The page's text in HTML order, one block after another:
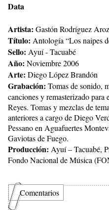
Data
Artista: Gastón Rodríguez
Título: Antología “Los naipes
Sello: Ayuí - Tacuabé
Año: Noviembre 2006
Arte: Diego López Brandón
Grabación: Tomas de sonido,
canciones y remasterizado
Reyes. Tomas y mezclas de
anteriores a cargo de Diego
Pessano en Aguafuertes
Gaviotas de Fuego.
Producción: Ayuí – Tacuabé,
Fondo Nacional de Música
Comentarios